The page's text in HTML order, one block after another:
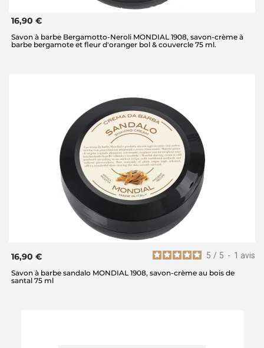
16,90 €
Savon à barbe Bergamotto-Neroli MONDIAL 1908, savon-crème à
barbe bergamote et fleur d'oranger bol & couvercle 75 ml.
5 / 5 - 1 avis
16,90 €
Savon à barbe sandalo MONDIAL 1908, savon-crème au bois de
santal 75 ml